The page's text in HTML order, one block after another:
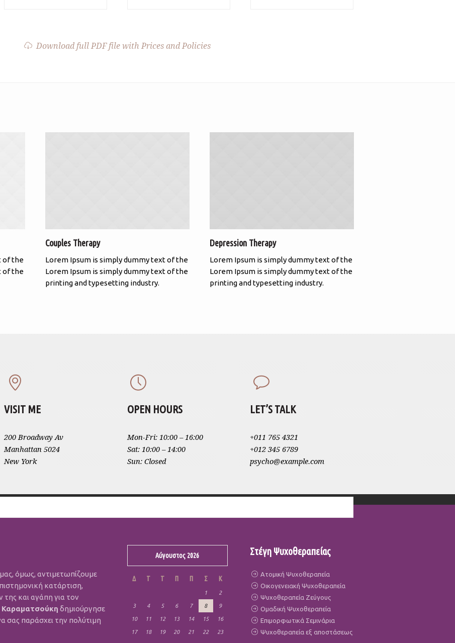
Download full PDF file with Prices and Policies
of the
of the
Couples Therapy
Lorem Ipsum is simply dummy text of the
Lorem Ipsum is simply dummy text of the
printing and typesetting industry.
Depression Therapy
Lorem Ipsum is simply dummy text of the
Lorem Ipsum is simply dummy text of the
printing and typesetting industry.
VISIT ME
200 Broadway Av
Manhattan 5024
New York
OPEN HOURS
Mon-Fri: 10:00 – 16:00
Sat: 10:00 – 14:00
Sun: Closed
LET’S TALK
+011 765 4321
+012 345 6789
psycho@example.com
όμως, αντιμετωπίζουμε
κατάρτιση,
και αγάπη για τον
Καραματσούκη δημιούργησε
σας παράσχει την πολύτιμη
Αύγουστος 2026
Δ Τ Τ Π Π Σ Κ
1 2
3 4 5 6 7 8 9
10 11 12 13 14 15 16
17 18 19 20 21 22 23
Στέγη Ψυχοθεραπείας
Ατομική Ψυχοθεραπεία
Οικογενειακή Ψυχοθεραπεία
Ψυχοθεραπεία Ζεύγους
Ομαδική Ψυχοθεραπεία
Επιμορφωτικά Σεμινάρια
Ψυχοθεραπεία εξ αποστάσεως